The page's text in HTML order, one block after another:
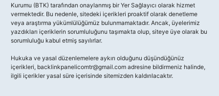
Kurumu (BTK) tarafından onaylanmış bir Yer Sağlayıcı olarak hizmet
vermektedir. Bu nedenle, sitedeki içerikleri proaktif olarak denetleme
veya araştırma yükümlülüğümüz bulunmamaktadır. Ancak, üyelerimiz
yazdıkları içeriklerin sorumluluğunu taşımakta olup, siteye üye olarak bu
sorumluluğu kabul etmiş sayılırlar.
Hukuka ve yasal düzenlemelere aykırı olduğunu düşündüğünüz
içerikleri, backlinkpanelicomtr@gmail.com adresine bildirmeniz halinde,
ilgili içerikler yasal süre içerisinde sitemizden kaldırılacaktır.